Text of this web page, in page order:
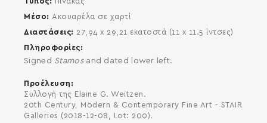
Μέσο
Ακουαρέλα σε χαρτί
Διαστάσεις
27,94 x 29,21 εκατοστά (11 x 11.5 ίντσες)
Πληροφορίες
Signed Stamosand dated lower left.
Προέλευση
Συλλογή της Elaine G. Weitzen.
20th Century, Modern & Contemporary Fine Art - STAIR
Galleries (2018-12-08, Lot: 200).